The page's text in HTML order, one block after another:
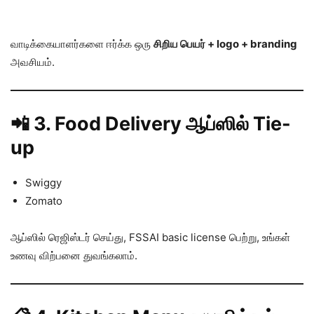
வாடிக்கையாளர்களை ஈர்க்க ஒரு சிறிய பெயர் + logo + branding
அவசியம்.
📲 3. Food Delivery ஆப்ஸில் Tie-
up
Swiggy
Zomato
ஆப்ஸில் ரெஜிஸ்டர் செய்து, FSSAI basic license பெற்று, உங்கள்
உணவு விற்பனை துவங்கலாம்.